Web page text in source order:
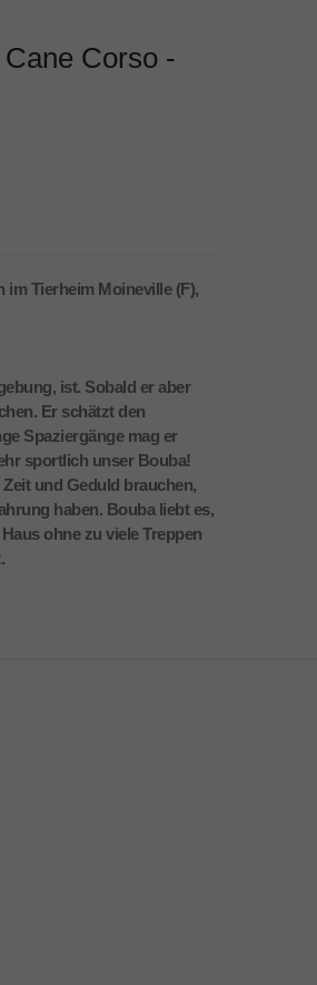
Corso -
im Tierheim Moineville (F),
ist. Sobald er aber
Er schätzt den
Spaziergänge mag er
sportlich unser Bouba!
und Geduld brauchen,
haben. Bouba liebt es,
ohne zu viele Treppen